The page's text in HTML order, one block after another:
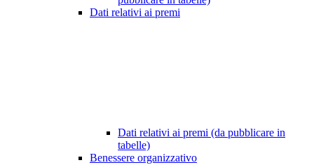
Dati relativi ai premi
Dati relativi ai premi (da pubblicare in
tabelle)
Benessere organizzativo